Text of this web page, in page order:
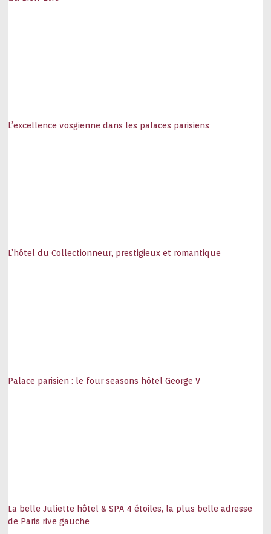
L’excellence vosgienne dans les palaces parisiens
L’hôtel du Collectionneur, prestigieux et romantique
Palace parisien : le four seasons hôtel George V
La belle Juliette hôtel & SPA 4 étoiles, la plus belle adresse
de Paris rive gauche